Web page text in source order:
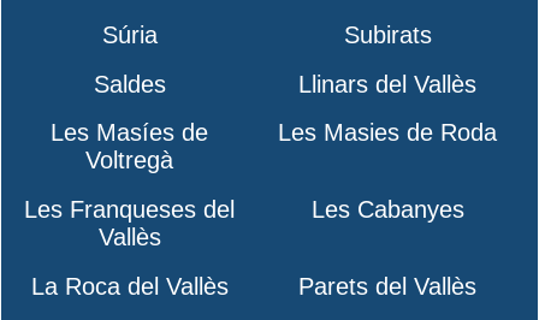
Súria
Subirats
Saldes
Llinars del Vallès
Les Masíes de
Voltregà
Les Masies de Roda
Les Franqueses del
Vallès
Les Cabanyes
La Roca del Vallès
Parets del Vallès